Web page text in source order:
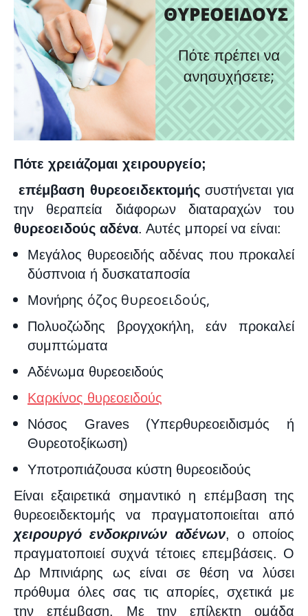
Πότε χρειάζομαι χειρουργείο;
επέμβαση θυρεοειδεκτομής συστήνεται για
την θεραπεία διάφορων διαταραχών του
θυρεοειδούς αδένα. Αυτές μπορεί να είναι:
Μεγάλος θυρεοειδής αδένας που προκαλεί
δύσπνοια ή δυσκαταποσία
Μονήρης όζος θυρεοειδούς,
Πολυοζώδης βρογχοκήλη, εάν προκαλεί
συμπτώματα
Αδένωμα θυρεοειδούς
Καρκίνος θυρεοειδούς
Νόσος Graves(Υπερθυρεοειδισμός ή
Θυρεοτοξίκωση)
Υποτροπιάζουσα κύστη θυρεοειδούς
Είναι εξαιρετικά σημαντικό η επέμβαση της
θυρεοειδεκτομής να πραγματοποιείται από
χειρουργό ενδοκρινών αδένων, ο οποίος
πραγματοποιεί συχνά τέτοιες επεμβάσεις. Ο
Δρ Μπινιάρης ωςείναι σε θέση να λύσει
πρόθυμα όλες σας τις απορίες, σχετικά με
την επέμβαση. Με την επίλεκτη ομάδα